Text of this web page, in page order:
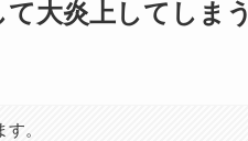
大炎上してしまう
。